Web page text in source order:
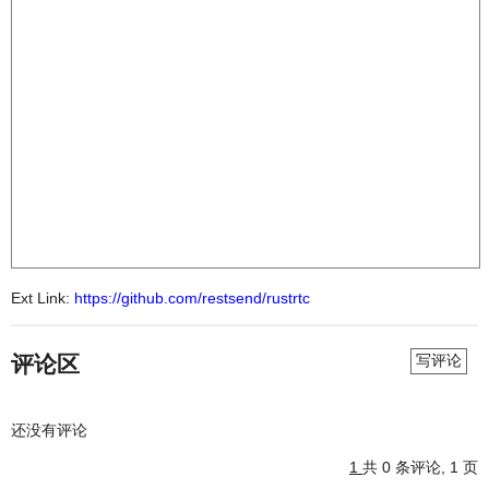
Ext Link: https://github.com/restsend/rustrtc
评论区 写评论
还没有评论
1 共 0 条评论, 1 页